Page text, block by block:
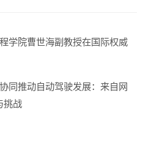
学院曹世海副教授在国际权威
同推动自动驾驶发展：来自网
挑战